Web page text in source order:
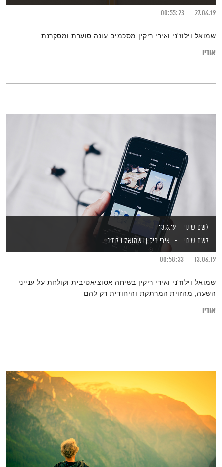
27.06.19
00:55:23
שמואל וילוז'ני ואירי ריקין מסכמים עונה סוערת ומסקרנת
אודיו
לשם שינוי – 13.6.19
לשם שינוי
אירי ריקיןושמואל וילוז'ני
13.06.19
00:58:33
שמואל וילוז'ני ואירי ריקין בשיחה אסוציאטיבית וקולחת על ענייני
השעה, מהזוית המרתקת והיחודית רק להם
אודיו